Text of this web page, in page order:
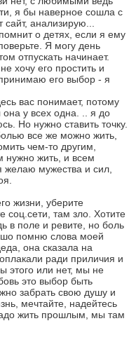
я бы наверное сошла с
анализирую...
о детях, если я ему
Я могу день
отпускать начинает.
хочу его простить и
его выбор - я
вас понимает, потому
она у всех одна. .. я до
Но нужно ставить точку.
все же можно жить,
чем-то другим,
жить, и всем
желаю мужества и сил,
жизни, уберите
там зло. Хотите
в поле и ревите, но боль
помню слова моей
она сказала на
ради приличия и
этого или нет, мы не
это выбор быть
забрать свою душу и
мечтайте, надейтесь
жить прошлым, мы там